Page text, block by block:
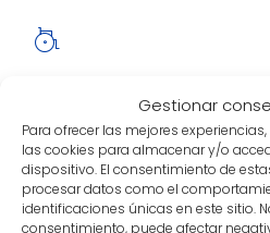
Gestionar
Para ofrecer las mejores
las cookies para almacenar y/o
dispositivo. El consentimiento de
procesar datos como el
identificaciones únicas en este sitio.
consentimiento, puede afectar
Es una visita teatralizada